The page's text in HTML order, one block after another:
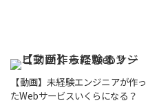
【動画】未経験エンジニアが作っ
たWebサービスいくらになる？